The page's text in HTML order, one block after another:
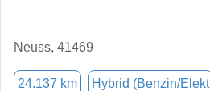
Neuss, 41469
24.137 km Hybrid (Benzin/Elekt